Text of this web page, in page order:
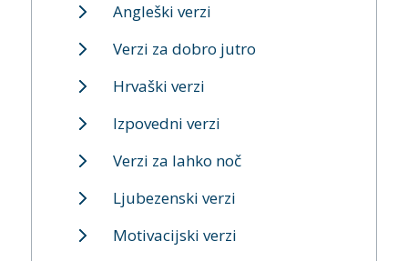
Angleški verzi
Verzi za dobro jutro
Hrvaški verzi
Izpovedni verzi
Verzi za lahko noč
Ljubezenski verzi
Motivacijski verzi